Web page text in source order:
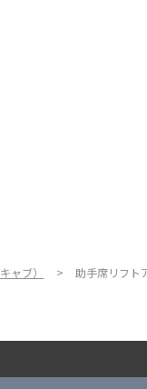
ャブ） 助手席リフト